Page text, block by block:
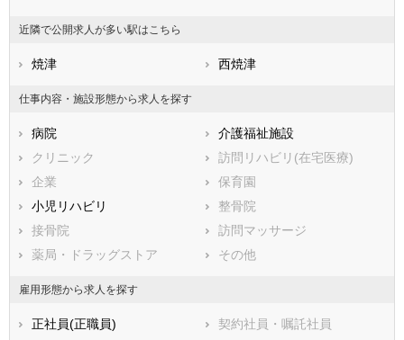
福岡県
佐賀県
熊本県
市部
沼津市
熱海市
富士市
磐田市
焼津市
掛川市
藤枝市
御殿場市
袋井市
下田市
裾野市
湖西市
伊豆市
御前崎市
菊川市
賀茂郡河津町
賀茂郡南伊豆町
近隣で公開求人が多い駅はこちら
焼津 西焼津
仕事内容・施設形態から求人を探す
病院
介護福祉施設
クリニック
訪問リハビリ(在宅医療)
企業
保育園
小児リハビリ
整骨院
接骨院
訪問マッサージ
薬局・ドラッグストア
その他
雇用形態から求人を探す
正社員(正職員)
契約社員・嘱託社員